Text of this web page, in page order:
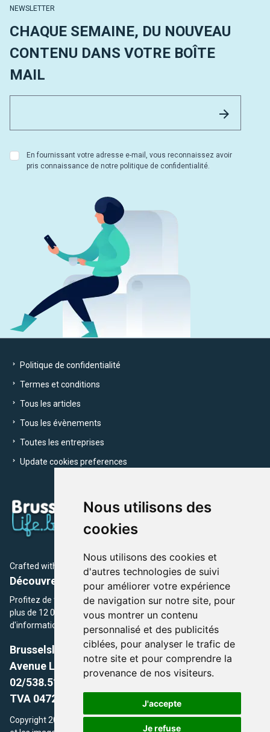
Nous utilisons des
cookies
Nous utilisons des cookies et
d'autres technologies de suivi
pour améliorer votre expérience
de navigation sur notre site, pour
vous montrer un contenu
personnalisé et des publicités
ciblées, pour analyser le trafic de
notre site et pour comprendre la
provenance de nos visiteurs.
J'accepte
Je refuse
NEWSLETTER
CHAQUE SEMAINE, DU NOUVEAU
CONTENU DANS VOTRE BOÎTE
MAIL
En fournissant votre adresse e-mail, vous reconnaissez avoir
pris connaissance de notre politique de confidentialité.
Politique de confidentialité
Termes et conditions
Tous les articles
Tous les évènements
Toutes les entreprises
Update cookies preferences
Crafted with by Brusselslife Team
Découvrez plus de 12 000 adresses et événements
Profitez de toutes les sections de BrusselsLife.be et découvrez
plus de 12 000 adresses et un grand choix d'événements,
d'informations et de conseils et astuces de notre écriture.
Brusselslife.be
Avenue Louise, 500 -1050 Ixelles, Brussels,
02/538.51.49.
TVA 0472.281.221
Copyright 2026 © Brusselslife.be Tous droits réservés. Le contenu